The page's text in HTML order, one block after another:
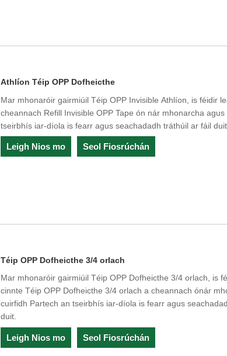
Athlíon Téip OPP Dofheicthe
Mar mhonaróir gairmiúil Téip OPP Invisible Athlíon, is féidir
cheannach Refill Invisible OPP Tape ón nár mhonarcha
tseirbhís iar-díola is fearr agus seachadadh tráthúil ar fáil duit.
Leigh Nios mo Seol Fiosrúchán
Téip OPP Dofheicthe 3/4 orlach
Mar mhonaróir gairmiúil Téip OPP Dofheicthe 3/4 orlach, is
cinnte Téip OPP Dofheicthe 3/4 orlach a cheannach ónár
cuirfidh Partech an tseirbhís iar-díola is fearr agus
duit.
Leigh Nios mo Seol Fiosrúchán